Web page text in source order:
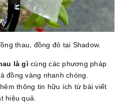
thau, đồng đỏ tại Shadow.
là gì cùng các phương pháp
đồng vàng nhanh chóng.
thông tin hữu ích từ bài viết
hiệu quả.